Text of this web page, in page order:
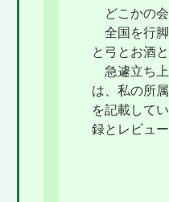
どこかの会
全国を行脚
と弓とお酒
急遽立ち上
は、私の所
を記載して
録とレビュ